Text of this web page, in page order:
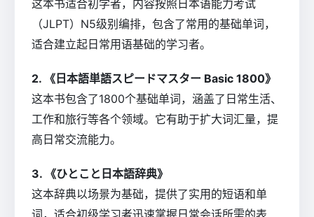
这本书适合初学者，内容按照日本语能力考试
（JLPT）N5级别编排，包含了常用的基础单词，
适合建立起日常用语基础的学习者。
2. 《日本語単語スピードマスター Basic 1800》
这本书包含了1800个基础单词，涵盖了日常生活、
工作和旅行等各个领域。它有助于扩大词汇量，提
高日常交流能力。
3. 《ひとこと日本語辞典》
这本辞典以场景为基础，提供了实用的短语和单